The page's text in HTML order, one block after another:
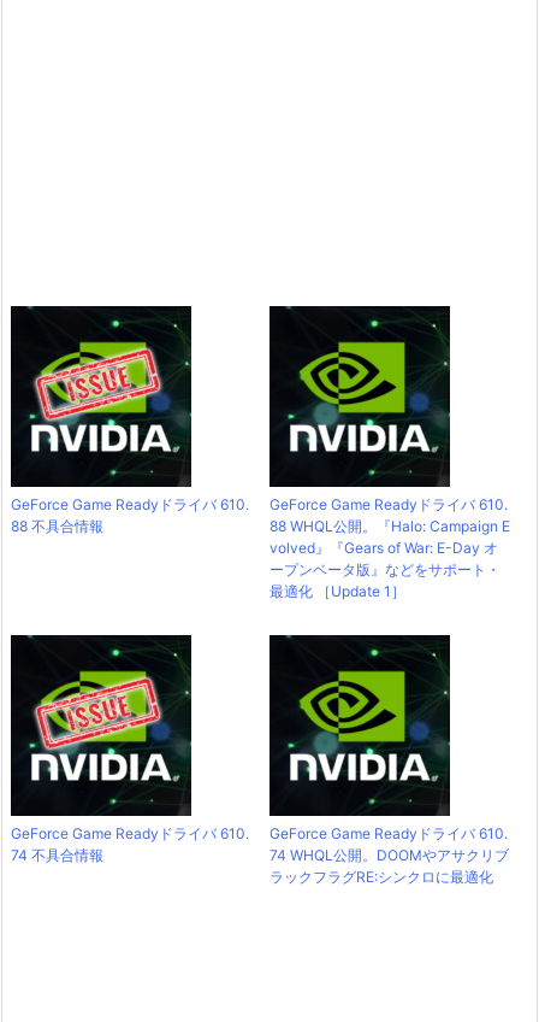
GeForce Game Readyドライバ 610.
88 不具合情報
GeForce Game Readyドライバ 610.
88 WHQL公開。『Halo: Campaign E
volved』『Gears of War: E-Day オ
ープンベータ版』などをサポート・
最適化 ［Update 1］
GeForce Game Readyドライバ 610.
74 不具合情報
GeForce Game Readyドライバ 610.
74 WHQL公開。DOOMやアサクリブ
ラックフラグRE:シンクロに最適化